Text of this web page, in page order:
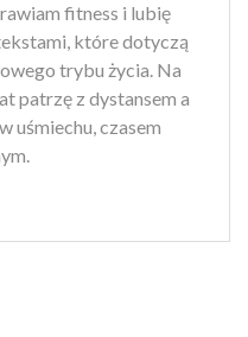
fitness i lubię
które dotyczą
trybu życia. Na
patrzę z dystansem a
uśmiechu, czasem